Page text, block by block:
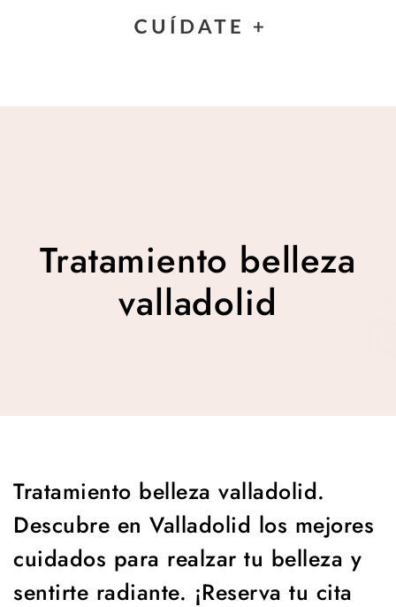
Tratamiento belleza
valladolid
Tratamiento belleza valladolid.
Descubre en Valladolid los mejores
cuidados para realzar tu belleza y
sentirte radiante. ¡Reserva tu cita